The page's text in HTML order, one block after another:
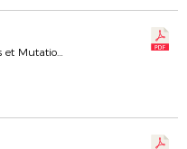
Commission Régionale des Règlements et Mutations